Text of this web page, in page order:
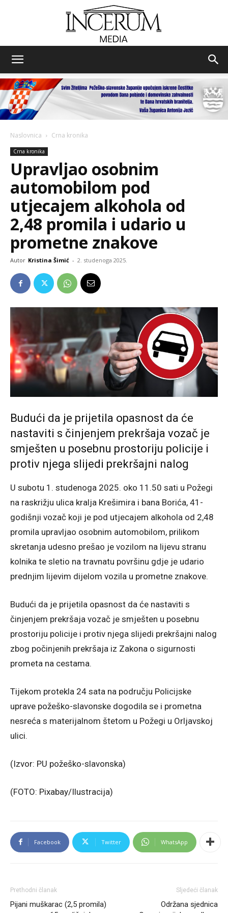
media
Naslovnica Crna kronika
Crna kronika
Upravljao osobnim
automobilom pod
utjecajem alkohola od
2,48 promila i udario u
prometne znakove
Autor Kristina Šimić - 2. studenoga 2025.
Budući da je prijetila opasnost da će
nastaviti s činjenjem prekršaja vozač je
smješten u posebnu prostoriju policije i
protiv njega slijedi prekršajni nalog
U subotu 1. studenoga 2025. oko 11.50 sati u Požegi
na raskrižju ulica kralja Krešimira i bana Borića, 41-
godišnji vozač koji je pod utjecajem alkohola od 2,48
promila upravljao osobnim automobilom, prilikom
skretanja udesno prešao je vozilom na lijevu stranu
kolnika te sletio na travnatu površinu gdje je udario
prednjim lijevim dijelom vozila u prometne znakove.
Budući da je prijetila opasnost da će nastaviti s
činjenjem prekršaja vozač je smješten u posebnu
prostoriju policije i protiv njega slijedi prekršajni nalog
zbog počinjenih prekršaja iz Zakona o sigurnosti
prometa na cestama.
Tijekom protekla 24 sata na području Policijske
uprave požeško-slavonske dogodila se i prometna
nesreća s materijalnom štetom u Požegi u Orljavskoj
ulici.
(Izvor: PU požeško-slavonska)
(FOTO: Pixabay/Ilustracija)
Facebook Twitter WhatsApp
Prethodni članak
Pijani muškarac (2,5 promila)
Sljedeći članak
Održana sjednica